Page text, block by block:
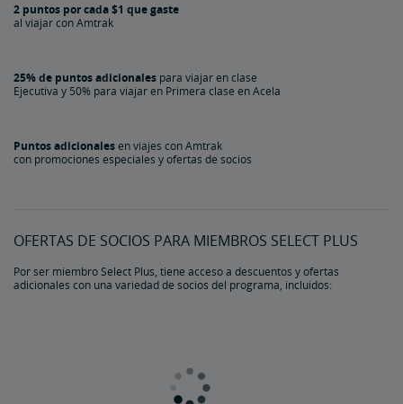
2 puntos por cada $1 que gaste
al viajar con Amtrak
25% de puntos adicionales para viajar en clase
Ejecutiva y 50% para viajar en Primera clase en Acela
Puntos adicionalesen viajes con Amtrak
con promociones especiales y ofertas de socios
OFERTAS DE SOCIOS PARA MIEMBROS SELECT PLUS
Por ser miembro Select Plus, tiene acceso a descuentos y ofertas
adicionales con una variedad de socios del programa, incluidos: